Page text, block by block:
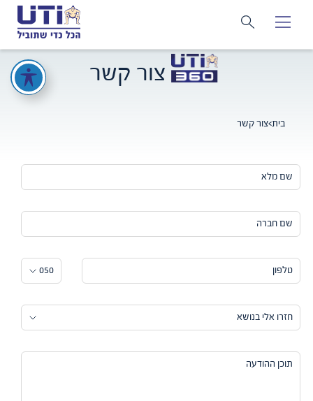
בית>צור קשר
צור קשר